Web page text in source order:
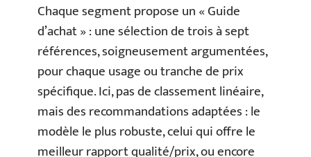
Chaque segment propose un « Guide
d’achat » : une sélection de trois à sept
références, soigneusement argumentées,
pour chaque usage ou tranche de prix
spécifique. Ici, pas de classement linéaire,
mais des recommandations adaptées : le
modèle le plus robuste, celui qui offre le
meilleur rapport qualité/prix, ou encore